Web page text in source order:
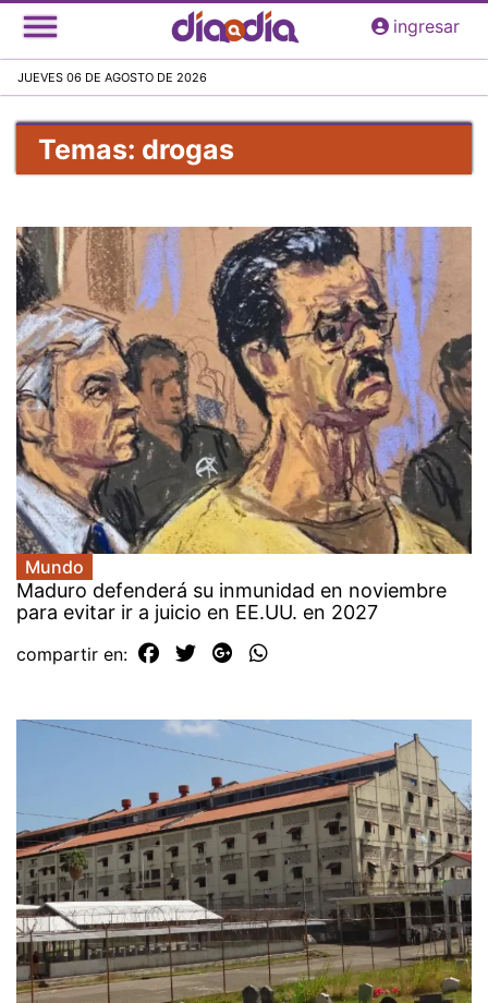
Pasar
al
principal
ingresar
JUEVES 06 DE AGOSTO DE 2026
Temas: drogas
Mundo
Maduro defenderá su inmunidad en noviembre
para evitar ir a juicio en EE.UU. en 2027
compartir en: